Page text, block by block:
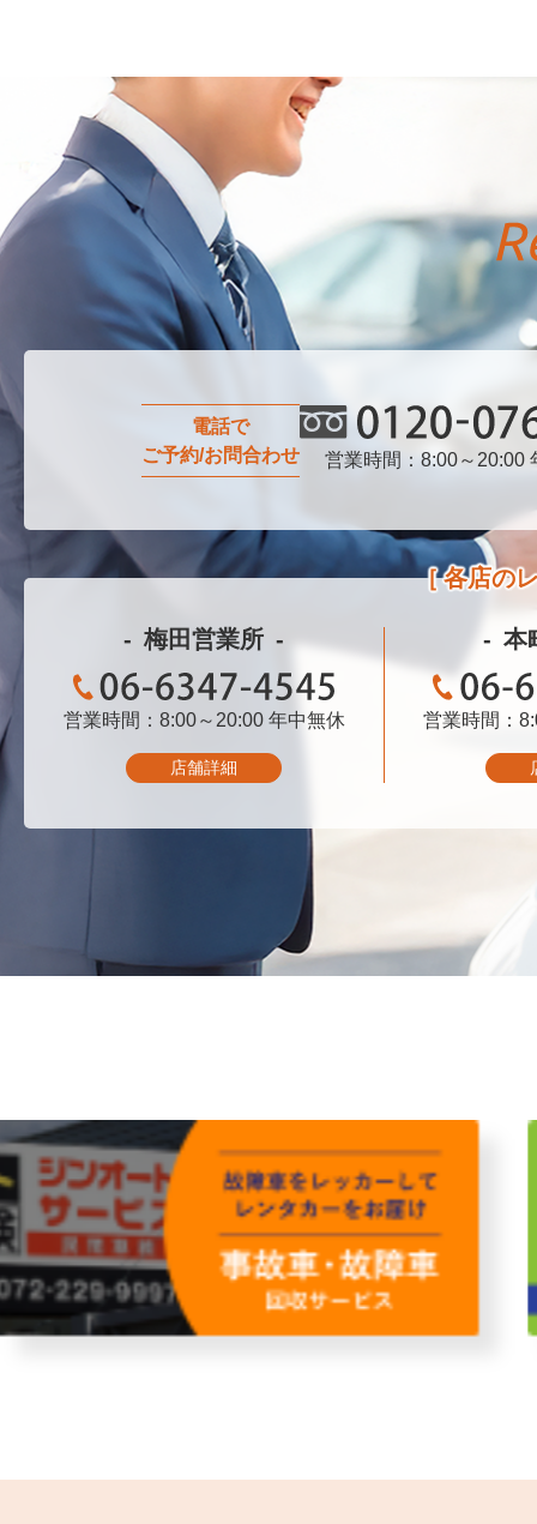
電話で
ご予約/お問合わせ
0120-076-750
営業時間：8:00～20:00
各店の
梅田営業所
06-6347-4545
営業時間：8:00～20:00 年中無休
店舗詳細
本
営業時間：